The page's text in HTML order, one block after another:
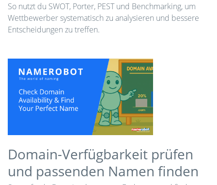
So nutzt du SWOT, Porter, PEST und Benchmarking, um
Wettbewerber systematisch zu analysieren und bessere
Entscheidungen zu treffen.
Domain-Verfügbarkeit prüfen
und passenden Namen finden